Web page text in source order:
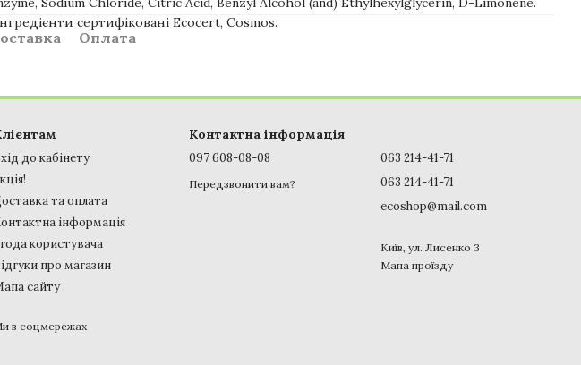
сертифіковані Ecocert, Cosmos.
Оплата
до кабінету
та оплата
інформація
користувача
про магазин
сайту
в соцмережах
Контактна інформація
097 608-08-08
Передзвонити вам?
063 214-41-71
063 214-41-71
ecoshop@mail.com
Київ, ул. Лисенко 3
Мапа проїзду